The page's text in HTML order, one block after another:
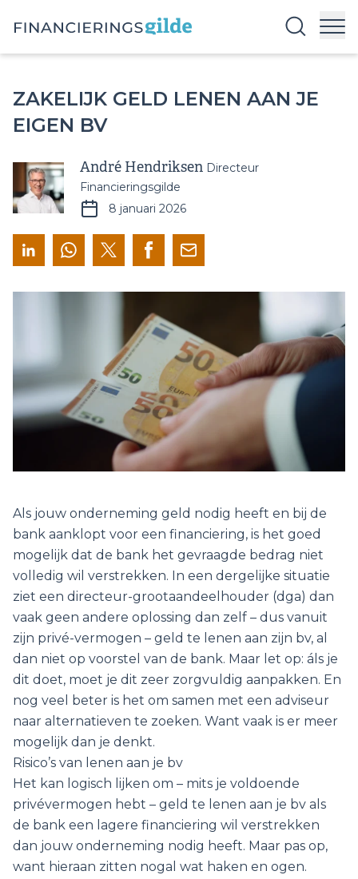
ZAKELIJK GELD LENEN AAN JE
EIGEN BV
André Hendriksen Directeur
Financieringsgilde
8 januari 2026
Als jouw onderneming geld nodig heeft en bij de
bank aanklopt voor een financiering, is het goed
mogelijk dat de bank het gevraagde bedrag niet
volledig wil verstrekken. In een dergelijke situatie
ziet een directeur-grootaandeelhouder (dga) dan
vaak geen andere oplossing dan zelf – dus vanuit
zijn privé-vermogen – geld te lenen aan zijn bv, al
dan niet op voorstel van de bank. Maar let op: áls je
dit doet, moet je dit zeer zorgvuldig aanpakken. En
nog veel beter is het om samen met een adviseur
naar alternatieven te zoeken. Want vaak is er meer
mogelijk dan je denkt.
Risico’s van lenen aan je bv
Het kan logisch lijken om – mits je voldoende
privévermogen hebt – geld te lenen aan je bv als
de bank een lagere financiering wil verstrekken
dan jouw onderneming nodig heeft. Maar pas op,
want hieraan zitten nogal wat haken en ogen.